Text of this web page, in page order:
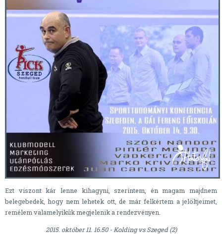
Ezt viszont kár lenne kihagyni, szerintem, én magam majdnem
belegebedek, hogy nem lehetek ott, de már felkértem a jelöltjeimet,
remélem valamelyikük megjelenik a rendezvényen.
2015. október 11. 16.50 - Kolding vs Szeged (2)